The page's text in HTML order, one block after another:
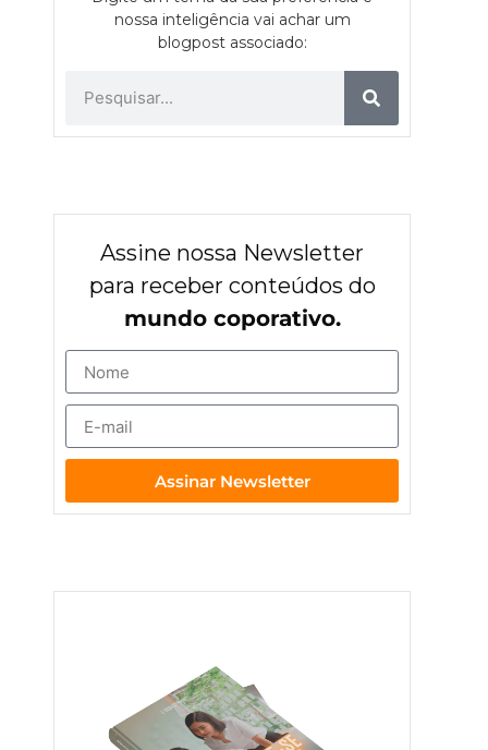
nossa inteligência vai achar um
blogpost associado:
Assine nossa Newsletter
para receber conteúdos do
mundo coporativo.
Assinar Newsletter